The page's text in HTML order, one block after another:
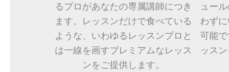
るプロがあなたの専属講師につき
ます。レッスンだけで食べている
ような、いわゆるレッスンプロと
は一線を画すプレミアムなレッス
ンをご提供します。
ュー
わず
可能
ッス